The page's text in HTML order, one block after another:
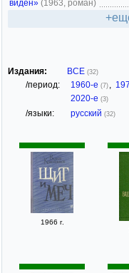
виден» (1963, роман)
Издания: ВСЕ (32)
/период: 1960-е (7) ,
2020-е (3)
/языки: русский (32)
1966 г.